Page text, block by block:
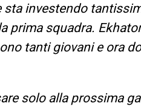
sta investendo
prima squadra.
tanti giovani e ora
solo alla prossima